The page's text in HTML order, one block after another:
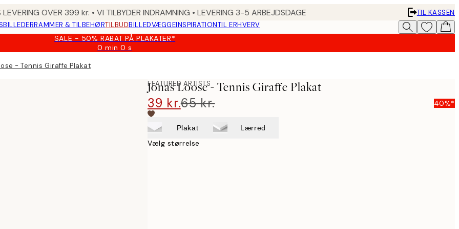
LEVERING OVER 399 kr. • VI TILBYDER INDRAMNING • LEVERING 3-5 ARBEJDSDAGE
TIL KASSEN
RAMMER & TILBEHØRTILBUDBILLEDVÆGGEINSPIRATIONTIL ERHVERV
SALE - 50% RABAT PÅ PLAKATER*
0 min0 s
Gyldig
- Tennis Giraffe Plakat
FEATURED ARTISTS
Jonas Loose - Tennis Giraffe Plakat
39 kr.65 kr. 40%*
Plakat Lærred
Vælg størrelse